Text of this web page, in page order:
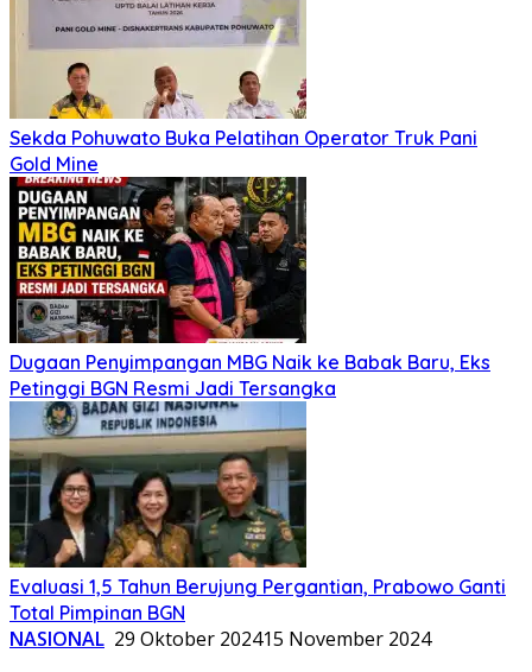
Sekda Pohuwato Buka Pelatihan Operator Truk Pani
Gold Mine
Dugaan Penyimpangan MBG Naik ke Babak Baru, Eks
Petinggi BGN Resmi Jadi Tersangka
Evaluasi 1,5 Tahun Berujung Pergantian, Prabowo Ganti
Total Pimpinan BGN
NASIONAL 29 Oktober 202415 November 2024